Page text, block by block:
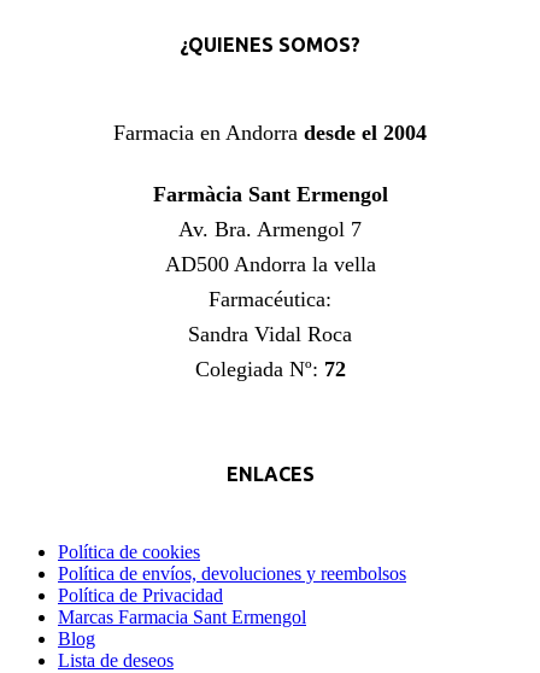
¿QUIENES SOMOS?
Farmacia en Andorra desde el 2004
Farmàcia Sant Ermengol
Av. Bra. Armengol 7
AD500 Andorra la vella
Farmacéutica:
Sandra Vidal Roca
Colegiada Nº: 72
ENLACES
Política de cookies
Política de envíos, devoluciones y reembolsos
Política de Privacidad
Marcas Farmacia Sant Ermengol
Blog
Lista de deseos